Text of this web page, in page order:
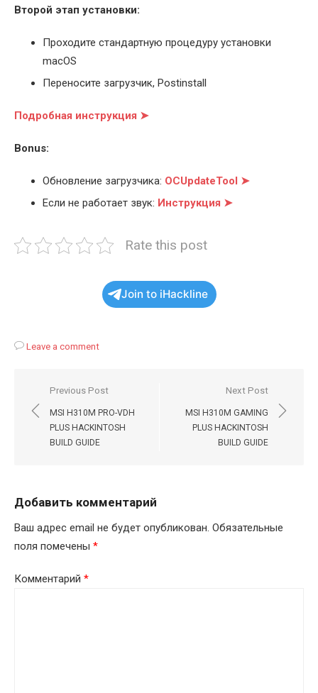
Второй этап установки:
Проходите стандартную процедуру установки
macOS
Переносите загрузчик, Postinstall
Подробная инструкция ➤
Bonus:
Обновление загрузчика: OCUpdateTool ➤
Если не работает звук: Инструкция ➤
Rate this post
Join to iHackline
Leave a comment
Навигация
по
записям
Previous Post
MSI H310M PRO-VDH
PLUS HACKINTOSH
BUILD GUIDE
Next Post
MSI H310M GAMING
PLUS HACKINTOSH
BUILD GUIDE
Добавить комментарий
Ваш адрес email не будет опубликован. Обязательные
поля помечены *
Комментарий *